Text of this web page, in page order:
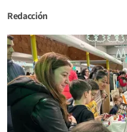
Redacción